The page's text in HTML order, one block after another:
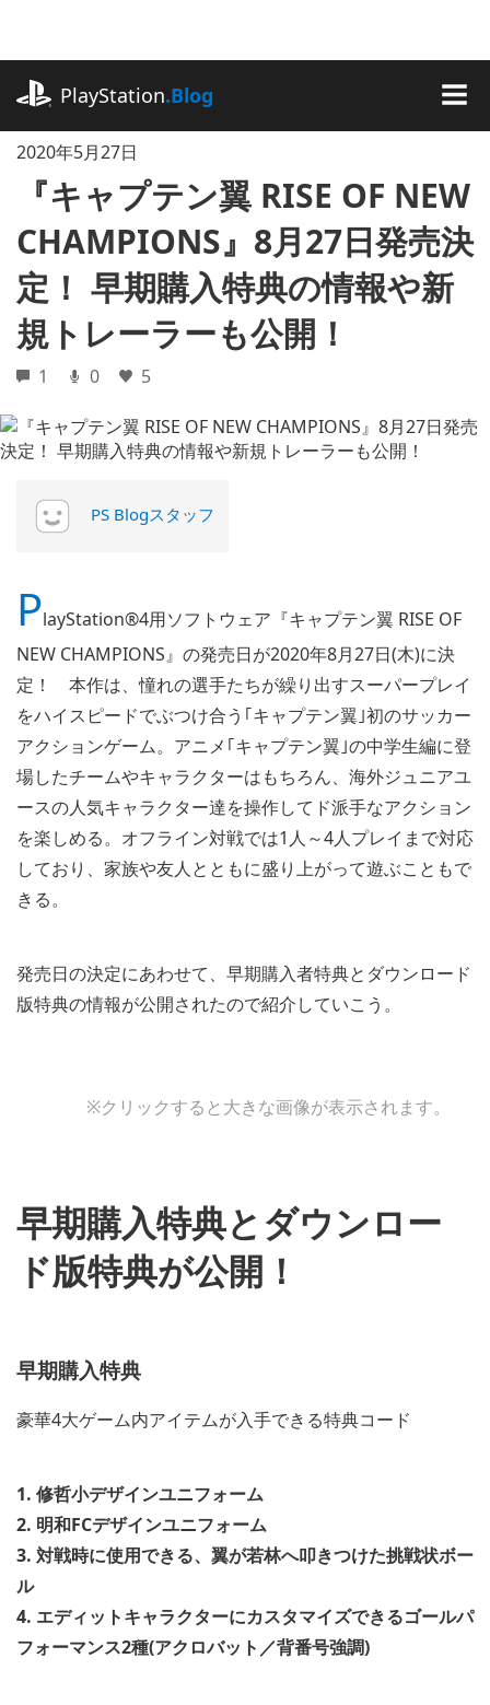
に
ッ
PlayStation.Blog
2020年5月27日
『キャプテン翼 RISE OF NEW
CHAMPIONS』8月27日発売決
定！ 早期購入特典の情報や新
規トレーラーも公開！
1 0 5
PS Blogスタッフ
PlayStation®4用ソフトウェア『キャプテン翼 RISE OF
NEW CHAMPIONS』の発売日が2020年8月27日(木)に決
定！ 本作は、憧れの選手たちが繰り出すスーパープレイ
をハイスピードでぶつけ合う｢キャプテン翼｣初のサッカー
アクションゲーム。アニメ｢キャプテン翼｣の中学生編に登
場したチームやキャラクターはもちろん、海外ジュニアユ
ースの人気キャラクター達を操作してド派手なアクション
を楽しめる。オフライン対戦では1人～4人プレイまで対応
しており、家族や友人とともに盛り上がって遊ぶこともで
きる。
発売日の決定にあわせて、早期購入者特典とダウンロード
版特典の情報が公開されたので紹介していこう。
※クリックすると大きな画像が表示されます。
早期購入特典とダウンロー
ド版特典が公開！
早期購入特典
豪華4大ゲーム内アイテムが入手できる特典コード
1. 修哲小デザインユニフォーム
2. 明和FCデザインユニフォーム
3. 対戦時に使用できる、翼が若林へ叩きつけた挑戦状ボー
ル
4. エディットキャラクターにカスタマイズできるゴールパ
フォーマンス2種(アクロバット／背番号強調)